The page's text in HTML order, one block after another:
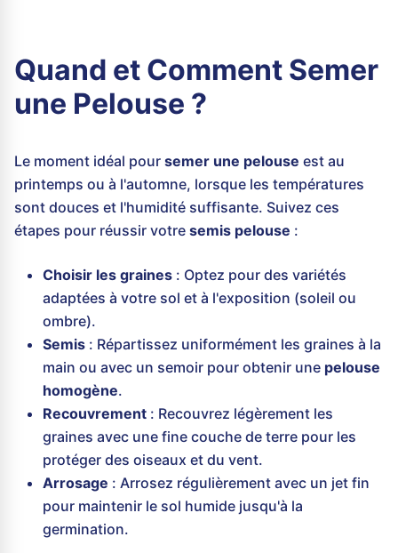
Quand et Comment Semer
une Pelouse ?
Le moment idéal pour semer une pelouse est au
printemps ou à l'automne, lorsque les températures
sont douces et l'humidité suffisante. Suivez ces
étapes pour réussir votre semis pelouse :
Choisir les graines : Optez pour des variétés
adaptées à votre sol et à l'exposition (soleil ou
ombre).
Semis : Répartissez uniformément les graines à la
main ou avec un semoir pour obtenir une pelouse
homogène.
Recouvrement : Recouvrez légèrement les
graines avec une fine couche de terre pour les
protéger des oiseaux et du vent.
Arrosage : Arrosez régulièrement avec un jet fin
pour maintenir le sol humide jusqu'à la
germination.